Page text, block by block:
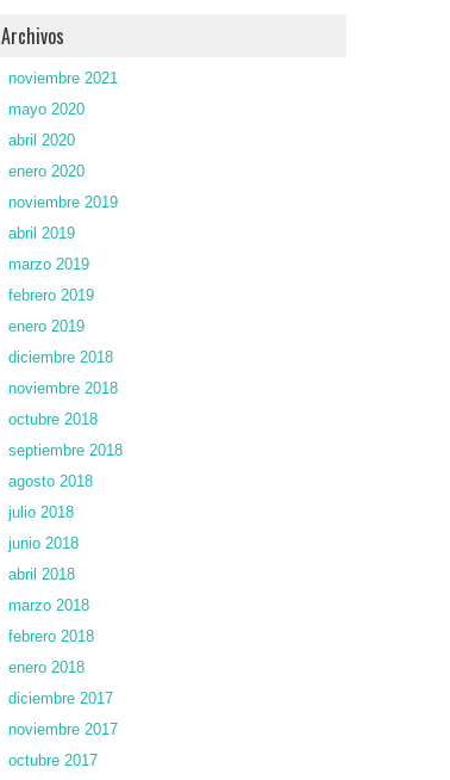
Archivos
noviembre 2021
mayo 2020
abril 2020
enero 2020
noviembre 2019
abril 2019
marzo 2019
febrero 2019
enero 2019
diciembre 2018
noviembre 2018
octubre 2018
septiembre 2018
agosto 2018
julio 2018
junio 2018
abril 2018
marzo 2018
febrero 2018
enero 2018
diciembre 2017
noviembre 2017
octubre 2017